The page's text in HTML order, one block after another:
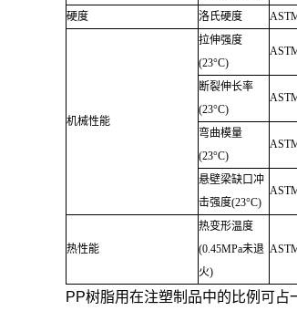
硬度 洛氏硬度
机械性能
拉伸强度
(23°C)
断裂伸长率
(23°C)
弯曲模量
(23°C)
悬壁梁缺口冲
击强度(23°C)
热性能
热变形温度
(0.45MPa未退
火)
PP树脂用在注塑制品中的比例可